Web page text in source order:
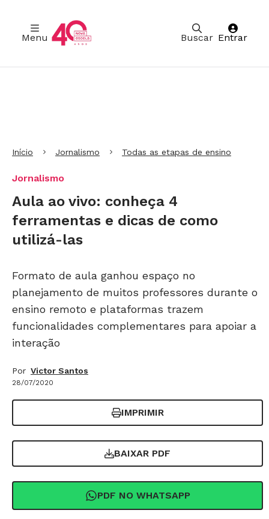
Buscar
Menu Entrar
Início Jornalismo Todas as etapas de ensino
Jornalismo
Aula ao vivo: conheça 4
ferramentas e dicas de como
utilizá-las
Formato de aula ganhou espaço no
planejamento de muitos professores durante o
ensino remoto e plataformas trazem
funcionalidades complementares para apoiar a
interação
Por Victor Santos
28/07/2020
IMPRIMIR
BAIXAR PDF
PDF NO WHATSAPP